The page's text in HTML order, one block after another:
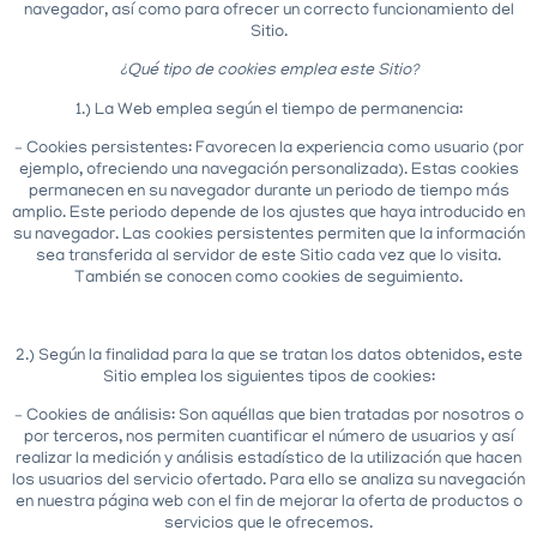
navegador, así como para ofrecer un correcto funcionamiento del
Sitio.
¿Qué tipo de cookies emplea este Sitio?
1.) La Web emplea según el tiempo de permanencia:
– Cookies persistentes: Favorecen la experiencia como usuario (por
ejemplo, ofreciendo una navegación personalizada). Estas cookies
permanecen en su navegador durante un periodo de tiempo más
amplio. Este periodo depende de los ajustes que haya introducido en
su navegador. Las cookies persistentes permiten que la información
sea transferida al servidor de este Sitio cada vez que lo visita.
También se conocen como cookies de seguimiento.
2.) Según la finalidad para la que se tratan los datos obtenidos, este
Sitio emplea los siguientes tipos de cookies:
– Cookies de análisis: Son aquéllas que bien tratadas por nosotros o
por terceros, nos permiten cuantificar el número de usuarios y así
realizar la medición y análisis estadístico de la utilización que hacen
los usuarios del servicio ofertado. Para ello se analiza su navegación
en nuestra página web con el fin de mejorar la oferta de productos o
servicios que le ofrecemos.